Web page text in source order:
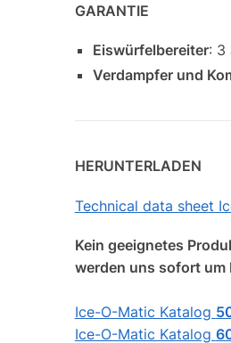
GARANTIE
Eiswürfelbereiter: 3
Verdampfer und
HERUNTERLADEN
Technical data sheet
Kein geeignetes
werden uns sofort um
Ice-O-Matic Katalog
Ice-O-Matic Katalog